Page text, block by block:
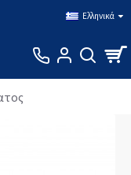
Ελληνικά